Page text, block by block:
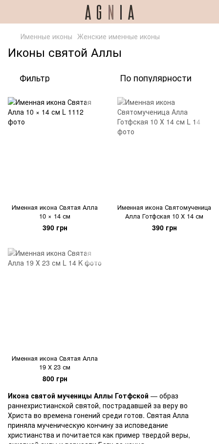
Именные иконы Женские именные иконы
Иконы святой Аллы
Фильтр По популярности
Именная икона Святая Алла
10 × 14 см
390 грн
Именная икона Святомученица
Алла Готфская 10 Х 14 см
390 грн
Именная икона Святая Алла
19 Х 23 см
800 грн
Икона святой мученицы Аллы Готфской — образ
раннехристианской святой, пострадавшей за веру во
Христа во времена гонений среди готов. Святая Алла
приняла мученическую кончину за исповедание
христианства и почитается как пример твердой веры,